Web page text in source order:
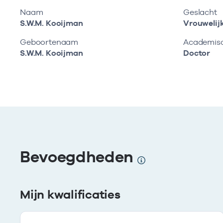
Naam
S.W.M. Kooijman
Geboortenaam
S.W.M. Kooijman
Geslacht
Doctor
Bevoegdheden
Mijn kwalificaties